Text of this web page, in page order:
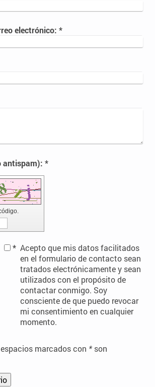
electrónico: *
Captcha (código antispam): *
* Acepto que mis datos facilitados
en el formulario de contacto sean
tratados electrónicamente y sean
utilizados con el propósito de
contactar conmigo. Soy
consciente de que puedo revocar
mi consentimiento en cualquier
momento.
espacios marcados con *son